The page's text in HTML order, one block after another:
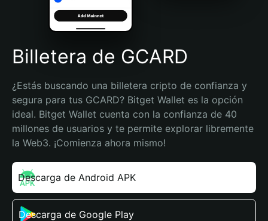
Português (Brasil)
Español (Argentina)
Billetera de GCARD
¿Estás buscando una billetera cripto de confianza y
segura para tus GCARD? Bitget Wallet es la opción
ideal. Bitget Wallet cuenta con la confianza de 40
millones de usuarios y te permite explorar libremente
la Web3. ¡Comienza ahora mismo!
Descarga de Android APK
Descarga de Google Play